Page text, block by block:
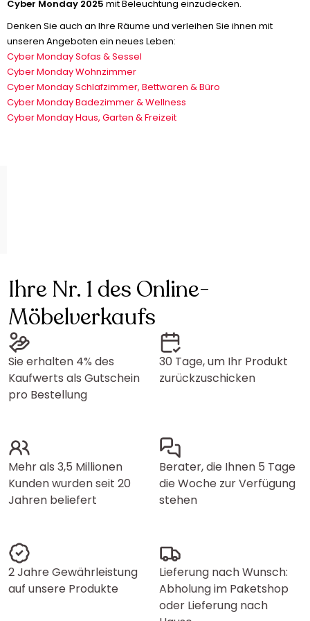
Cyber Monday 2025 mit Beleuchtung einzudecken.
Denken Sie auch an Ihre Räume und verleihen Sie ihnen mit
unseren Angeboten ein neues Leben:
Cyber Monday Sofas & Sessel
Cyber Monday Wohnzimmer
Cyber Monday Schlafzimmer, Bettwaren & Büro
Cyber Monday Badezimmer & Wellness
Cyber Monday Haus, Garten & Freizeit
Ihre Nr. 1 des Online-
Möbelverkaufs
Sie erhalten 4% des
Kaufwerts als Gutschein
pro Bestellung
30 Tage, um Ihr Produkt
zurückzuschicken
Mehr als 3,5 Millionen
Kunden wurden seit 20
Jahren beliefert
Berater, die Ihnen 5 Tage
die Woche zur Verfügung
stehen
2 Jahre Gewährleistung
auf unsere Produkte
Lieferung nach Wunsch:
Abholung im Paketshop
oder Lieferung nach